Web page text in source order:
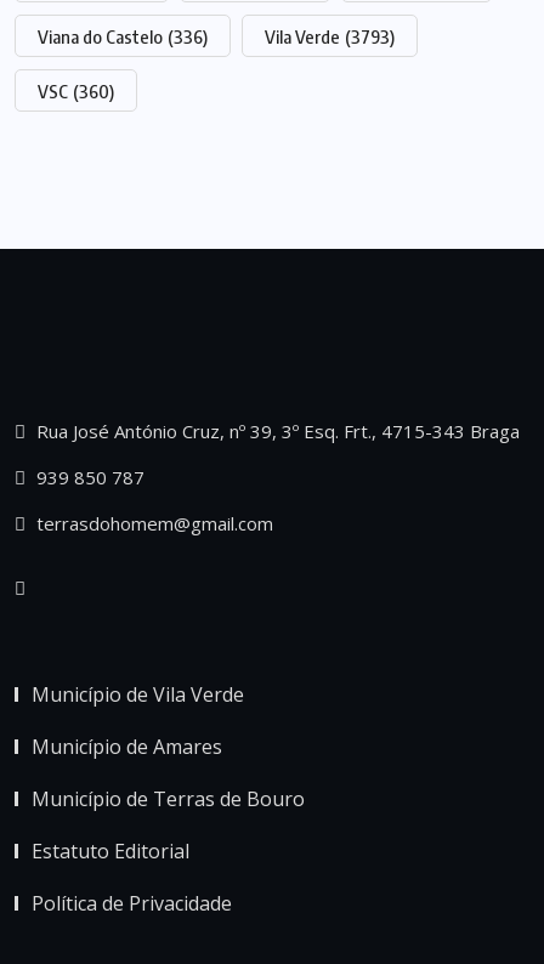
Viana do Castelo (336) Vila Verde (3793)
VSC (360)
Rua José António Cruz, nº 39, 3º Esq. Frt., 4715-343 Braga
939 850 787
terrasdohomem@gmail.com
Município de Vila Verde
Município de Amares
Município de Terras de Bouro
Estatuto Editorial
Política de Privacidade